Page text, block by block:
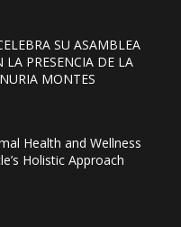
SU ASAMBLEA
LA PRESENCIA DE LA
MONTES
Health and Wellness
Holistic Approach